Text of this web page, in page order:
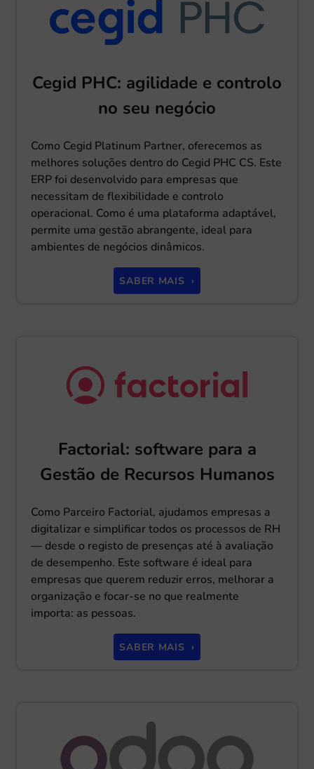
Cegid PHC: agilidade e controlo
no seu negócio
Como Cegid Platinum Partner, oferecemos as
melhores soluções dentro do Cegid PHC CS. Este
ERP foi desenvolvido para empresas que
necessitam de flexibilidade e controlo
operacional. Como é uma plataforma adaptável,
permite uma gestão abrangente, ideal para
ambientes de negócios dinâmicos.
SABER MAIS ›
Factorial: software para a
Gestão de Recursos Humanos
Como Parceiro Factorial, ajudamos empresas a
digitalizar e simplificar todos os processos de RH
— desde o registo de presenças até à avaliação
de desempenho. Este software é ideal para
empresas que querem reduzir erros, melhorar a
organização e focar-se no que realmente
importa: as pessoas.
SABER MAIS ›